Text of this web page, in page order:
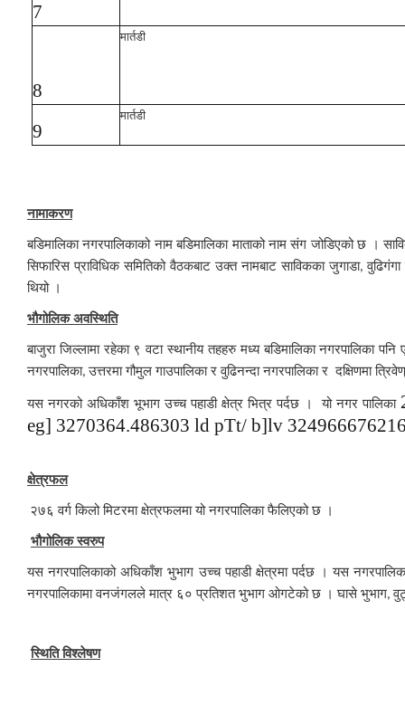
7
8
मार्तडी
9
मार्तडी
नामाकरण
बडिमालिका नगरपालिकाको नाम बडिमालिका माताको नाम संग जोडिएको छ ।
सिफारिस प्राविधिक समितिको वैठकबाट उक्त नामबाट साविकका जुगाडा,
थियो ।
भौगोलिक अवस्थिति
बाजुरा जिल्लामा रहेका ९ वटा स्थानीय तहहरु मध्य बडिमालिका नगरपालिका
नगरपालिका,उत्तरमा गौमुल गाउपालिका र वुढिनन्दा नगरपालिका र
यस नगरको अधिकाँश भूभाग उच्च पहाडी क्षेत्र भित्र पर्दछ । यो नगर पालिका
eg] 3270364.486303 ld pTt/ b]lv
क्षेत्रफल
२७६ वर्ग किलो मिटरमा क्षेत्रफलमा यो नगरपालिका फैलिएको छ ।
भौगोलिक स्वरुप
यस नगरपालिकाको अधिकाँश भुभाग उच्च पहाडी क्षेत्रमा पर्दछ । यस
नगरपालिकामा वनजंगलले मात्र ६० प्रतिशत भुभाग ओगटेको छ । घासे भुभाग,
स्थिति विश्लेषण